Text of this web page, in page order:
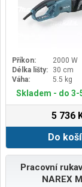
Příkon:
2000 W
Délka lišty:
30 cm
Váha:
5.5 kg
Skladem - do 3-
5 736
Do
Pracovní
NAREX